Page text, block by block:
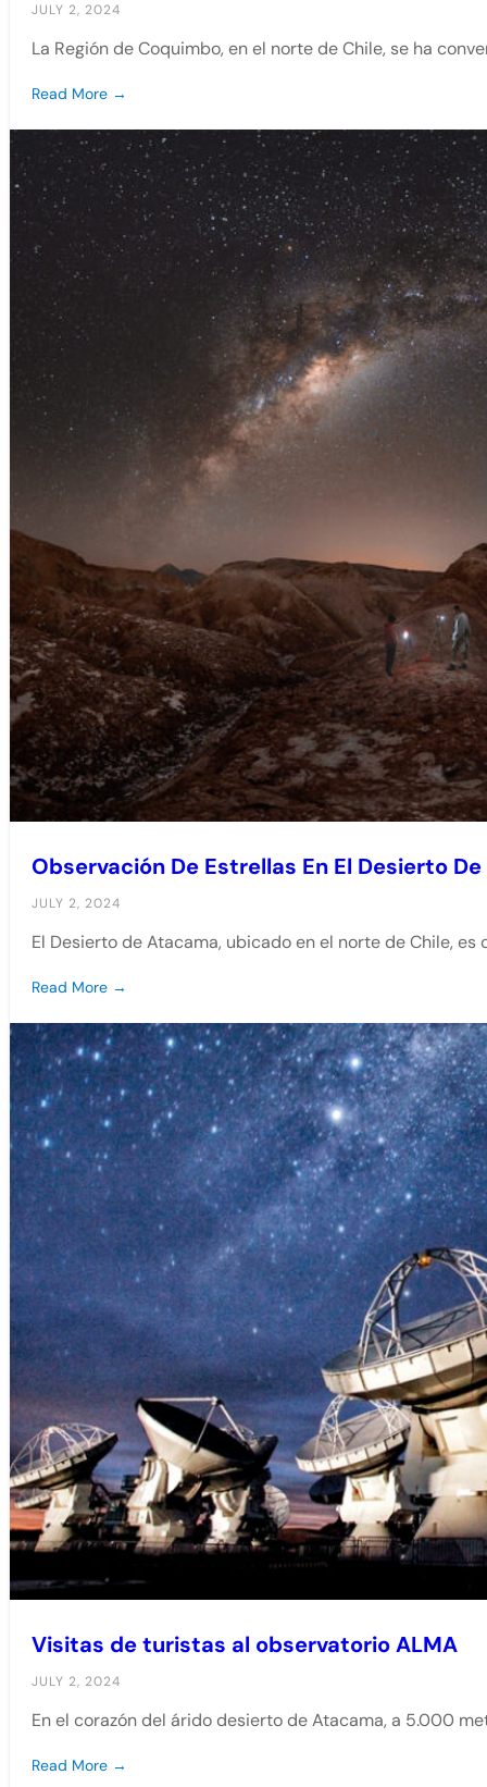
JULY 2, 2024
La Región de Coquimbo, en el norte de Chile, se ha
Read More →
Observación De Estrellas En El Desierto
JULY 2, 2024
El Desierto de Atacama, ubicado en el norte de Chile, es
Read More →
Visitas de turistas al observatorio ALMA
JULY 2, 2024
En el corazón del árido desierto de Atacama, a 5.000
Read More →